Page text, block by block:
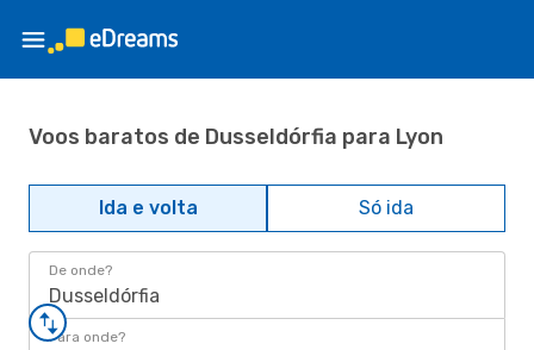
Voos baratos de Dusseldórfia para Lyon
Ida e volta Só ida
De onde?
Dusseldórfia
Para onde?